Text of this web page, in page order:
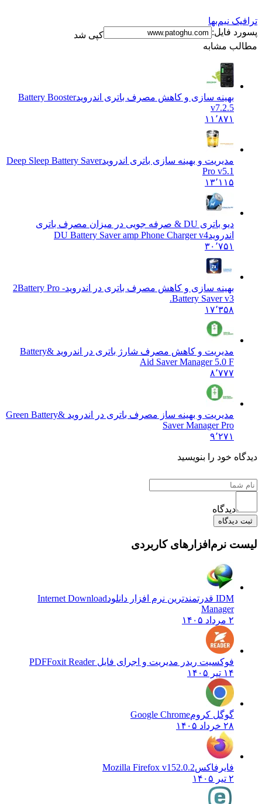
نیم‌بها
فایل:
کپی شد
مشابه
بهینه سازی و کاهش مصرف باتری اندروید Battery Booster
۱۱٬۸۷۱
مدیریت و بهینه سازی باتری اندروید Deep Sleep Battery Saver
Pro v5.1
۱۳٬۱۱۵
دیو باتری DU & صرفه جویی در میزان مصرف باتری
DU Battery Saver amp Phone Charger v4
۳۰٬۷۵۱
بهینه سازی و کاهش مصرف باتری در اندروید 2Battery Pro -
Battery Saver v3.
۱۷٬۳۵۸
مدیریت و کاهش مصرف شارژ باتری در اندروید & Battery
Aid Saver Manager 5.0 F
مدیریت و بهینه ساز مصرف باتری در اندروید & Green Battery
Saver Manager Pro
خود را بنویسید
دیدگاه
نرم‌افزارهای کاربردی
Internet Download
Manager
فوکسیت ریدر مدیریت و اجرای فایل PDFFoxit Reader
گوگل کروم Google Chrome
فایرفاکس Mozilla Firefox v152.0.2